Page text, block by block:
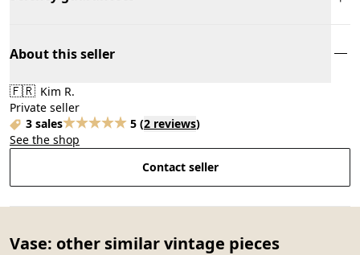
About this seller
🇫🇷 Kim R.
Private seller
3 sales
5 (2 reviews)
See the shop
Contact seller
Vase: other similar vintage pieces